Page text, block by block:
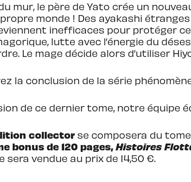
mur, le père de Yato crée un
monde ! Des ayakashi
inefficaces pour protéger
lutte avec l’énergie du
Le mage décide alors d’utiliser
la conclusion de la série
de ce dernier tome, notre équipe
collector se composera du tome
bonus de 120 pages, Histoires
sera vendue au prix de 14,50 €.